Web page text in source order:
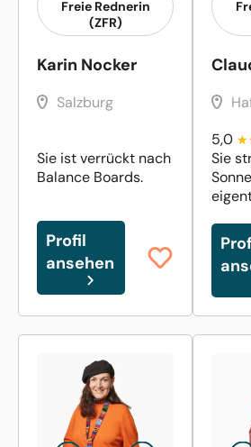
Freie Rednerin
(ZFR)
Karin Nocker
Salzburg
Sie ist verrückt nach
Balance Boards.
Profil
ansehen
5,0
Sie